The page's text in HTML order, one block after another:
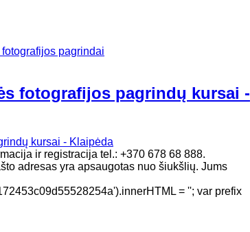
pagrindai
fotografijos pagrindų kursai -
ir registracija tel.: +370 678 68 888.
adresas yra apsaugotas nuo šiukšlių. Jums
= ''; var prefix